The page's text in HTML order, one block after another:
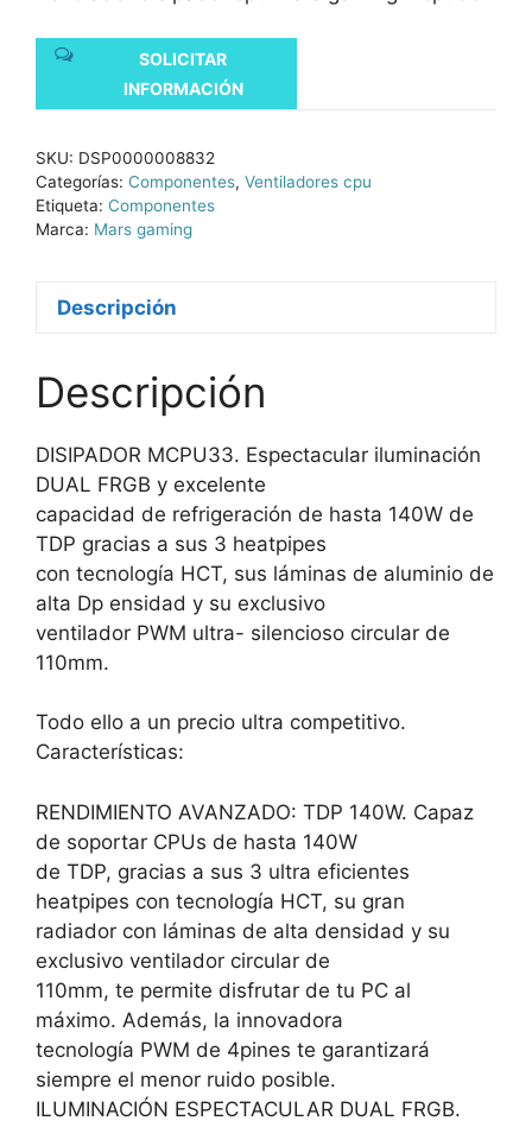
SOLICITAR
INFORMACIÓN
SKU: DSP0000008832
Categorías: Componentes, Ventiladores cpu
Etiqueta: Componentes
Marca: Mars gaming
Descripción
Descripción
DISIPADOR MCPU33. Espectacular iluminación
DUAL FRGB y excelente
capacidad de refrigeración de hasta 140W de
TDP gracias a sus 3 heatpipes
con tecnología HCT, sus láminas de aluminio de
alta Dp ensidad y su exclusivo
ventilador PWM ultra- silencioso circular de
110mm.
Todo ello a un precio ultra competitivo.
Características:
RENDIMIENTO AVANZADO: TDP 140W. Capaz
de soportar CPUs de hasta 140W
de TDP, gracias a sus 3 ultra eficientes
heatpipes con tecnología HCT, su gran
radiador con láminas de alta densidad y su
exclusivo ventilador circular de
110mm, te permite disfrutar de tu PC al
máximo. Además, la innovadora
tecnología PWM de 4pines te garantizará
siempre el menor ruido posible.
ILUMINACIÓN ESPECTACULAR DUAL FRGB.